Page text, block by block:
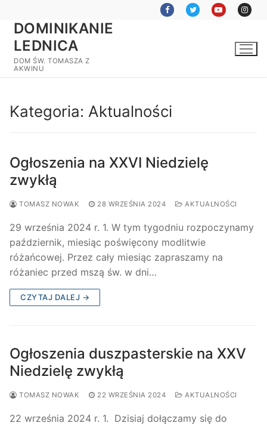
treściDOMINIKANIE
LEDNICA
DOM ŚW. TOMASZA Z
AKWINU
Kategoria: Aktualności
Ogłoszenia na XXVI Niedzielę
zwykłą
TOMASZ NOWAK 28 WRZEŚNIA 2024 AKTUALNOŚCI
29 września 2024 r. 1. W tym tygodniu rozpoczynamy
październik, miesiąc poświęcony modlitwie
różańcowej. Przez cały miesiąc zapraszamy na
różaniec przed mszą św. w dni…
CZYTAJ DALEJ →
Ogłoszenia duszpasterskie na XXV
Niedzielę zwykłą
TOMASZ NOWAK 22 WRZEŚNIA 2024 AKTUALNOŚCI
22 września 2024 r. 1. Dzisiaj dołączamy się do